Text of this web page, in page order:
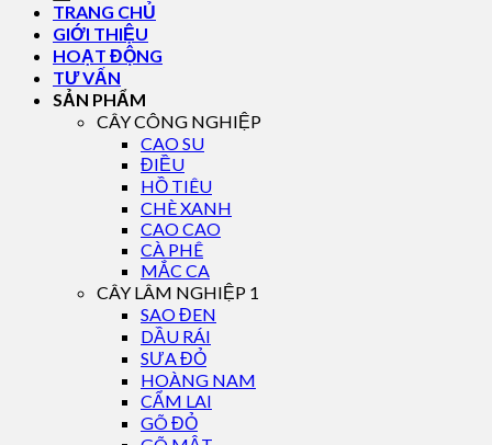
TRANG CHỦ
GIỚI THIỆU
HOẠT ĐỘNG
TƯ VẤN
SẢN PHẨM
CÂY CÔNG NGHIỆP
CAO SU
ĐIỀU
HỒ TIÊU
CHÈ XANH
CAO CAO
CÀ PHÊ
MẮC CA
CÂY LÂM NGHIỆP 1
SAO ĐEN
DẦU RÁI
SƯA ĐỎ
HOÀNG NAM
CẨM LAI
GÕ ĐỎ